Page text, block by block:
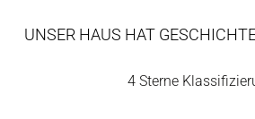
UNSER HAUS HAT
4 Sterne